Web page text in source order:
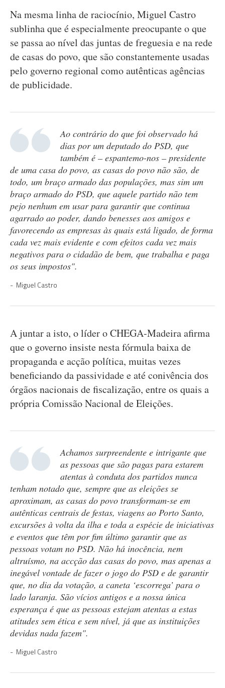
Na mesma linha de raciocínio, Miguel Castro
sublinha que é especialmente preocupante o que
se passa ao nível das juntas de freguesia e na rede
de casas do povo, que são constantemente usadas
pelo governo regional como autênticas agências
de publicidade.
Ao contrário do que foi observado há
dias por um deputado do PSD, que
também é – espantemo-nos – presidente
de uma casa do povo, as casas do povo não são, de
todo, um braço armado das populações, mas sim um
braço armado do PSD, que aquele partido não tem
pejo nenhum em usar para garantir que continua
agarrado ao poder, dando benesses aos amigos e
favorecendo as empresas às quais está ligado, de forma
cada vez mais evidente e com efeitos cada vez mais
negativos para o cidadão de bem, que trabalha e paga
os seus impostos".
Miguel Castro
A juntar a isto, o líder o CHEGA-Madeira afirma
que o governo insiste nesta fórmula baixa de
propaganda e acção política, muitas vezes
beneficiando da passividade e até conivência dos
órgãos nacionais de fiscalização, entre os quais a
própria Comissão Nacional de Eleições.
Achamos surpreendente e intrigante que
as pessoas que são pagas para estarem
atentas à conduta dos partidos nunca
tenham notado que, sempre que as eleições se
aproximam, as casas do povo transformam-se em
autênticas centrais de festas, viagens ao Porto Santo,
excursões à volta da ilha e toda a espécie de iniciativas
e eventos que têm por fim último garantir que as
pessoas votam no PSD. Não há inocência, nem
altruísmo, na accção das casas do povo, mas apenas a
inegável vontade de fazer o jogo do PSD e de garantir
que, no dia da votação, a caneta ‘escorrega’ para o
lado laranja. São vícios antigos e a nossa única
esperança é que as pessoas estejam atentas a estas
atitudes sem ética e sem nível, já que as instituições
devidas nada fazem".
Miguel Castro